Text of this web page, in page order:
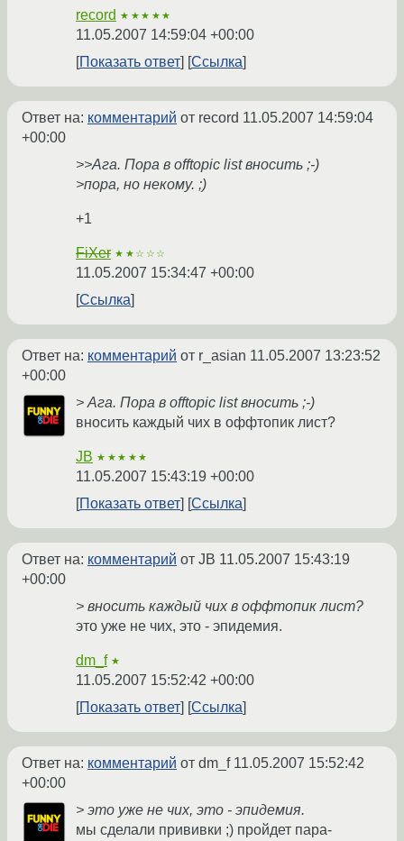
record ★★★★★
11.05.2007 14:59:04 +00:00
Показать ответ
Ссылка
Ответ на: комментарий от record 11.05.2007 14:59:04
+00:00
>>Ага. Пора в offtopic list вносить ;-)
>пора, но некому. ;)
+1
FiXer ★★☆☆☆
11.05.2007 15:34:47 +00:00
Ссылка
Ответ на: комментарий от r_asian 11.05.2007 13:23:52
+00:00
> Ага. Пора в offtopic list вносить ;-)
вносить каждый чих в оффтопик лист?
JB ★★★★★
11.05.2007 15:43:19 +00:00
Показать ответ
Ссылка
Ответ на: комментарий от JB 11.05.2007 15:43:19
+00:00
> вносить каждый чих в оффтопик лист?
это уже не чих, это - эпидемия.
dm_f ★
11.05.2007 15:52:42 +00:00
Показать ответ
Ссылка
Ответ на: комментарий от dm_f 11.05.2007 15:52:42
+00:00
> это уже не чих, это - эпидемия.
мы сделали прививки ;) пройдет пара-